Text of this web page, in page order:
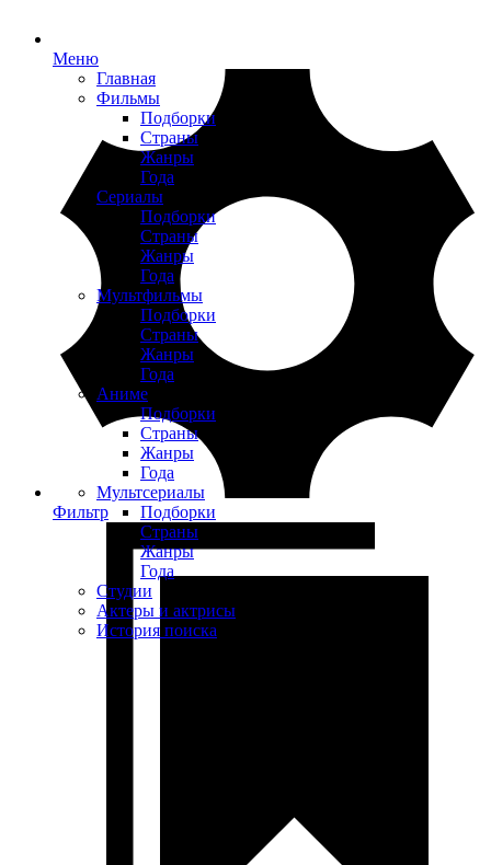
Меню
Главная
Фильмы
Подборки
Страны
Жанры
Года
Сериалы
Подборки
Страны
Жанры
Года
Мультфильмы
Подборки
Страны
Жанры
Года
Аниме
Подборки
Страны
Жанры
Года
Мультсериалы
Подборки
Страны
Жанры
Года
Студии
Актеры и актрисы
История поиска
Фильтр